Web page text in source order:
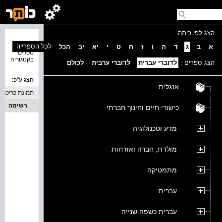
הצג לפי כיתה:
א
ב ג ד ה ו ז ח ט י יא יב הכל
הצג ספרים : לדוברי עברית לדוברי ערבית לכולם
אנגלית
כישורי חיים וחינוך חברתי
מדע וטכנולוגיה
מולדת, חברה ואזרחות
מתמטיקה
עברית
עברית כשפה שנייה
ספרים
בקטגוריה
לכל הספרייה
הצג ע''פ:
תמונת כריכה
רשימה